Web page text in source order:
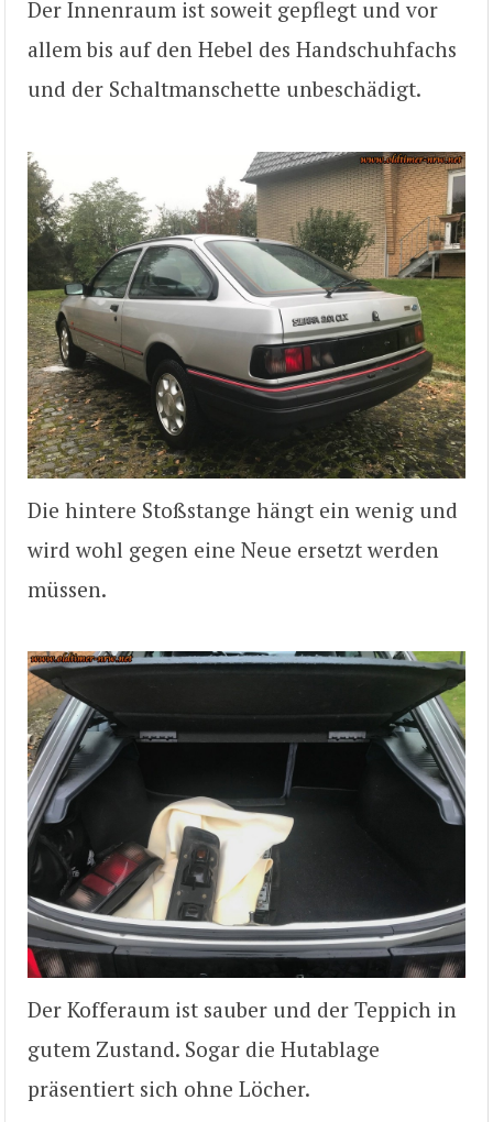
Der Innenraum ist soweit gepflegt und vor
allem bis auf den Hebel des Handschuhfachs
und der Schaltmanschette unbeschädigt.
Die hintere Stoßstange hängt ein wenig und
wird wohl gegen eine Neue ersetzt werden
müssen.
Der Kofferaum ist sauber und der Teppich in
gutem Zustand. Sogar die Hutablage
präsentiert sich ohne Löcher.